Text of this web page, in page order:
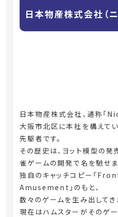
日本物産株式会社（
日本物産株式会社、通称「
大阪市北区に本社を構えて
先駆者です。
その歴史は、ヨット模型の発
雀ゲームの開発で名を馳せま
独自のキャッチコピー「
Amusement」のもと、
数々のゲームを生み出してき
現在はハムスターがそのゲ